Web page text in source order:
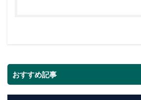
おすすめ記事